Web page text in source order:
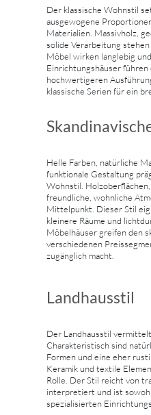
Der klassische Wohnstil
ausgewogene
Materialien. Massivholz,
solide Verarbeitung
Möbel wirken langlebig
Einrichtungshäuser
hochwertigeren
klassische Serien für ein
Helle Farben, natürliche
funktionale Gestaltung
Wohnstil.
freundliche, wohnliche
Mittelpunkt. Dieser Stil
kleinere Räume und
Möbelhäuser greifen den
verschiedenen
zugänglich macht.
Landhausstil
Der Landhausstil
Charakteristisch sind
Formen und eine eher
Keramik und textile
Rolle. Der Stil reicht von
interpretiert und ist
spezialisierten